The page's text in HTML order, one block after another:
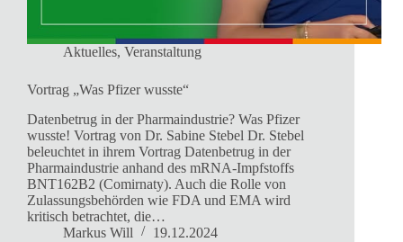
Aktuelles, Veranstaltung
Vortrag „Was Pfizer wusste“
Datenbetrug in der Pharmaindustrie? Was Pfizer
wusste! Vortrag von Dr. Sabine Stebel Dr. Stebel
beleuchtet in ihrem Vortrag Datenbetrug in der
Pharmaindustrie anhand des mRNA-Impfstoffs
BNT162B2 (Comirnaty). Auch die Rolle von
Zulassungsbehörden wie FDA und EMA wird
kritisch betrachtet, die…
Markus Will
19.12.2024